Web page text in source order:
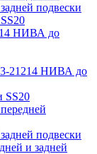
подвески
НИВА до
21214 НИВА до
SS20
подвески
и задней